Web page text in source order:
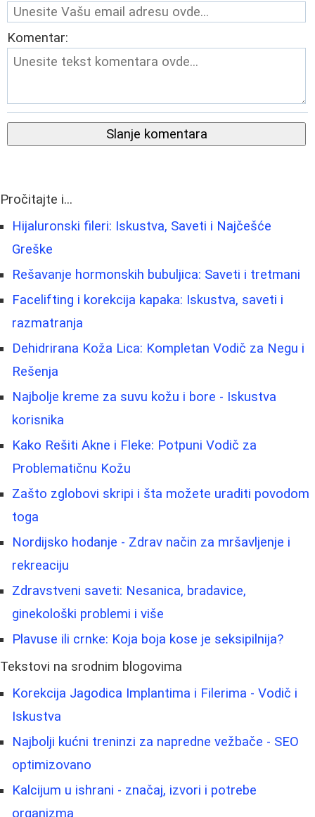
Komentar:
Slanje komentara
Pročitajte i...
Hijaluronski fileri: Iskustva, Saveti i Najčešće
Greške
Rešavanje hormonskih bubuljica: Saveti i tretmani
Facelifting i korekcija kapaka: Iskustva, saveti i
razmatranja
Dehidrirana Koža Lica: Kompletan Vodič za Negu i
Rešenja
Najbolje kreme za suvu kožu i bore - Iskustva
korisnika
Kako Rešiti Akne i Fleke: Potpuni Vodič za
Problematičnu Kožu
Zašto zglobovi skripi i šta možete uraditi povodom
toga
Nordijsko hodanje - Zdrav način za mršavljenje i
rekreaciju
Zdravstveni saveti: Nesanica, bradavice,
ginekološki problemi i više
Plavuse ili crnke: Koja boja kose je seksipilnija?
Tekstovi na srodnim blogovima
Korekcija Jagodica Implantima i Filerima - Vodič i
Iskustva
Najbolji kućni treninzi za napredne vežbače - SEO
optimizovano
Kalcijum u ishrani - značaj, izvori i potrebe
organizma